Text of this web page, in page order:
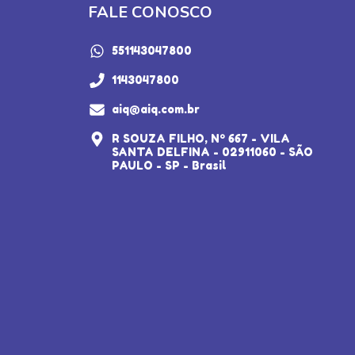
FALE CONOSCO
551143047800
1143047800
aiq@aiq.com.br
R SOUZA FILHO, Nº 667 - VILA
SANTA DELFINA - 02911060 - SÃO
PAULO - SP - Brasil